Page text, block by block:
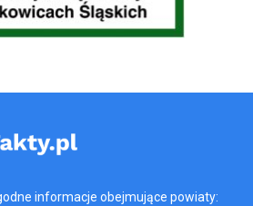
informacje obejmujące powiaty: